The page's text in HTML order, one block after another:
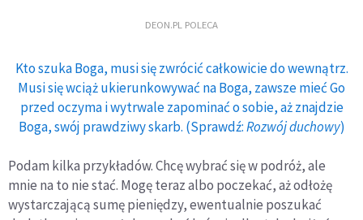
DEON.PL POLECA
Kto szuka Boga, musi się zwrócić całkowicie do wewnątrz.
Musi się wciąż ukierunkowywać na Boga, zawsze mieć Go
przed oczyma i wytrwale zapominać o sobie, aż znajdzie
Boga, swój prawdziwy skarb. (Sprawdź:Rozwój duchowy)
Podam kilka przykładów. Chcę wybrać się w podróż, ale
mnie na to nie stać. Mogę teraz albo poczekać, aż odłożę
wystarczającą sumę pieniędzy, ewentualnie poszukać